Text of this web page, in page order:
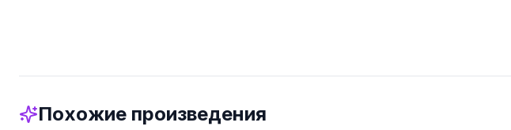
Похожие произведения